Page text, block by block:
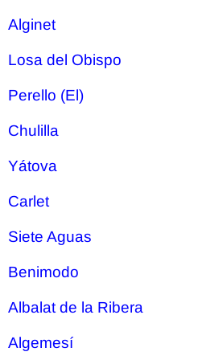
Alginet
Losa del Obispo
Perello (El)
Chulilla
Yátova
Carlet
Siete Aguas
Benimodo
Albalat de la Ribera
Algemesí